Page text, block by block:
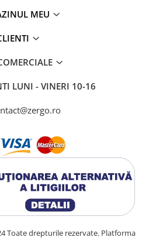
MEU
LUNI - VINERI 10-16
Toate drepturile rezervate. Platforma